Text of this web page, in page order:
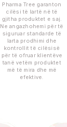
Pharma Tree garanton
cilësi të lartë në të
gjitha produktet e saj.
Ne angazhohemi për të
siguruar standarde të
larta prodhimi dhe
kontrollit të cilësisë
për të ofruar klientëve
tanë vetëm produktet
më të mira dhe më
efektive.